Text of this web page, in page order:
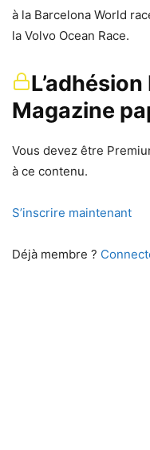
à la Barcelona World
la Volvo Ocean Race.
Magazine
Vous devez être
à ce contenu.
S’inscrire maintenant
Déjà membre ?